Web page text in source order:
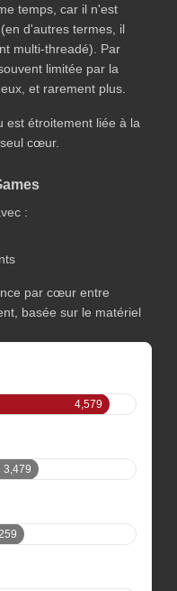
temps, car il n'est
d'autres termes, il
multi-threadé). Par
limitée par la
et rarement plus.
est étroitement liée à la
cœur.
:
par cœur entre
basée sur le matériel
4,579
3,479